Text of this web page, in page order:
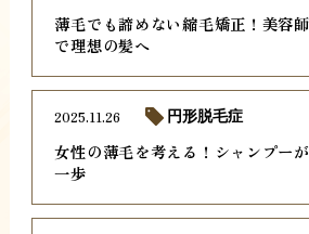
薄毛でも諦めない縮毛矯正！美容
で理想の髪へ
女性の薄毛を考える！シャンプー
一歩
2025.11.26 円形脱毛症